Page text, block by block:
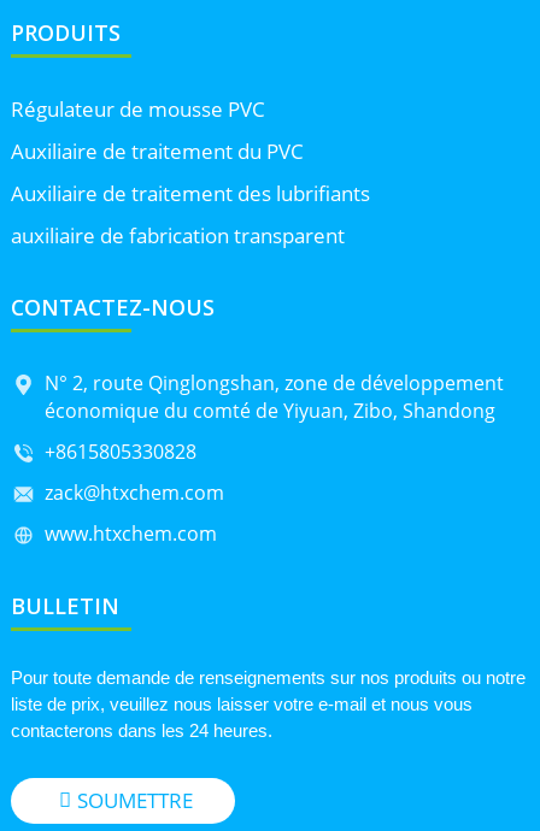
PRODUITS
Régulateur de mousse PVC
Auxiliaire de traitement du PVC
Auxiliaire de traitement des lubrifiants
auxiliaire de fabrication transparent
CONTACTEZ-NOUS
N° 2, route Qinglongshan, zone de développement
économique du comté de Yiyuan, Zibo, Shandong
+8615805330828
zack@htxchem.com
www.htxchem.com
BULLETIN
Pour toute demande de renseignements sur nos produits ou notre
liste de prix, veuillez nous laisser votre e-mail et nous vous
contacterons dans les 24 heures.
SOUMETTRE